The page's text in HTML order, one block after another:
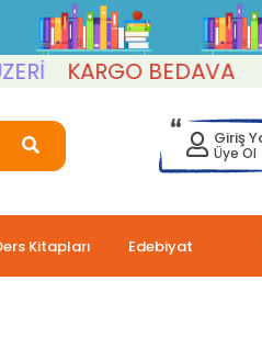
KARGO BEDAVA
Giriş
Üye Ol
Kitapları Edebiyat